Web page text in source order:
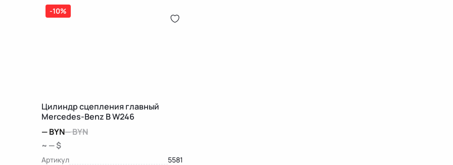
-10%
Цилиндр сцепления главный
Mercedes-Benz B W246
—BYN—BYN
~ — $
Артикул
5581